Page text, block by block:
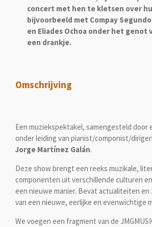
concert met hen te kletsen over
bijvoorbeeld met Compay
en Eliades Ochoa onder het genot
een drankje.
Omschrijving
Een muziekspektakel, samengesteld door
onder leiding van pianist/componist/
Jorge Martínez Galán.
Deze show brengt een reeks muzikale,
componenten uit verschillende culturen
een nieuwe manier. Bevat actualiteiten en
van een nieuwe, eerlijke en evenwichtige
We voegen een fragment van de